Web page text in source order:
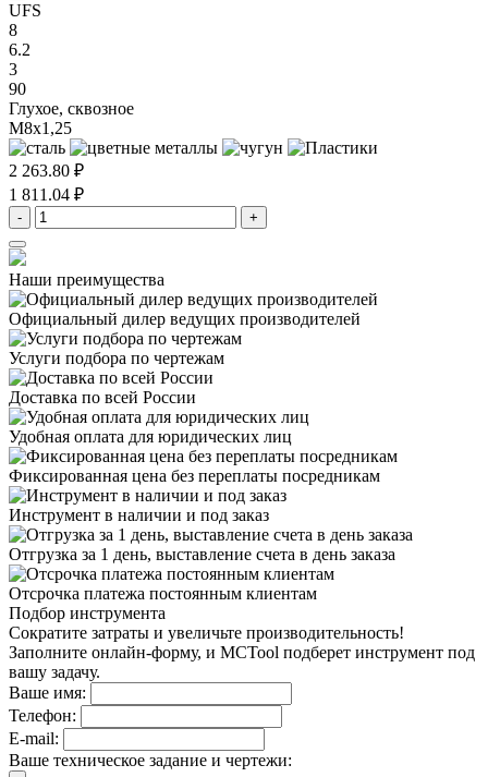
UFS
8
6.2
3
90
Глухое, сквозное
M8x1,25
2 263.80 ₽
1 811.04 ₽
- +
Наши преимущества
Официальный дилер ведущих производителей
Услуги подбора по чертежам
Доставка по всей России
Удобная оплата для юридических лиц
Фиксированная цена без переплаты посредникам
Инструмент в наличии и под заказ
Отгрузка за 1 день, выставление счета в день заказа
Отсрочка платежа постоянным клиентам
Подбор инструмента
Сократите затраты и увеличьте производительность!
Заполните онлайн-форму, и MCTool подберет инструмент под
вашу задачу.
Ваше имя:
Телефон:
E-mail:
Ваше техническое задание и чертежи: